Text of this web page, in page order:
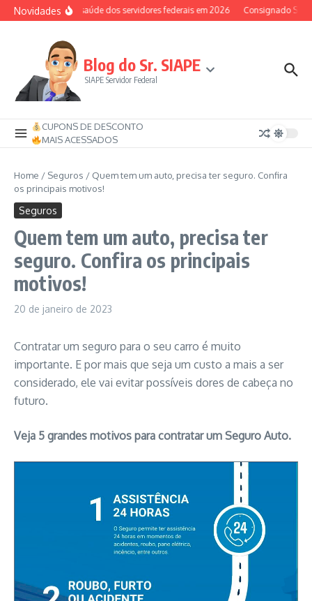
Ir para o conteúdo
NovidadesAuxílio-saúde dos servidores federais em 2026 Consignado
Blog do Sr. SIAPE
SIAPE Servidor Federal
CUPONS DE DESCONTO
MAIS ACESSADOS
Home / Seguros / Quem tem um auto, precisa ter seguro. Confira
os principais motivos!
Seguros
Quem tem um auto, precisa ter
seguro. Confira os principais
motivos!
20 de janeiro de 2023
Contratar um seguro para o seu carro é muito
importante. E por mais que seja um custo a mais a ser
considerado, ele vai evitar possíveis dores de cabeça no
futuro.
Veja 5 grandes motivos para contratar um Seguro Auto.